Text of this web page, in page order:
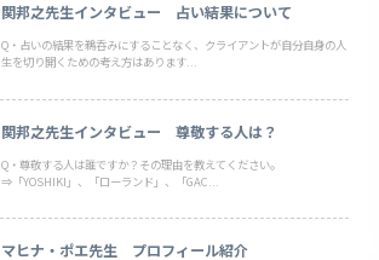
関邦之先生インタビュー 占い結果について
Q・占いの結果を鵜呑みにすることなく、クライアントが自分自身の人
生を切り開くための考え方はあります...
関邦之先生インタビュー 尊敬する人は？
Q・尊敬する人は誰ですか？その理由を教えてください。
⇒「YOSHIKI」、「ローランド」、「GAC...
マヒナ・ポエ先生 プロフィール紹介